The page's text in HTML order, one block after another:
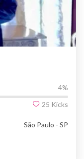
4%
25 Kicks
São Paulo - SP